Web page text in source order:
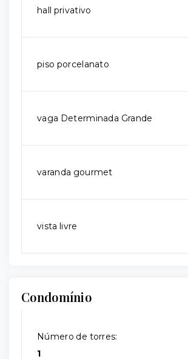
hall privativo
piso porcelanato
vaga Determinada Grande
varanda gourmet
vista livre
Condomínio
Número de torres:
1